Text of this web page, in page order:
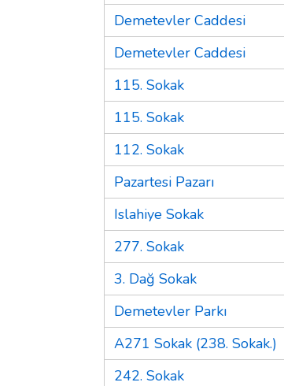
Demetevler Caddesi
Demetevler Caddesi
115. Sokak
115. Sokak
112. Sokak
Pazartesi Pazarı
Islahiye Sokak
277. Sokak
3. Dağ Sokak
Demetevler Parkı
A271 Sokak (238. Sokak.)
242. Sokak